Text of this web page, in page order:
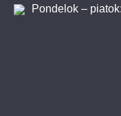
Pondelok –